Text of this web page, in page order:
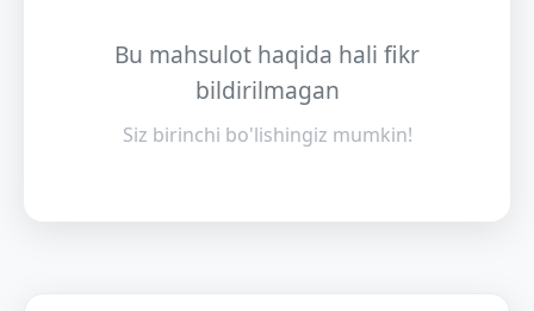
Bu mahsulot haqida hali fikr
bildirilmagan
Siz birinchi bo'lishingiz mumkin!